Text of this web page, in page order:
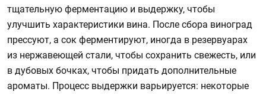
тщательную ферментацию и выдержку, чтобы
улучшить характеристики вина. После сбора виноград
прессуют, а сок ферментируют, иногда в резервуарах
из нержавеющей стали, чтобы сохранить свежесть, или
в дубовых бочках, чтобы придать дополнительные
ароматы. Процесс выдержки варьируется: некоторые